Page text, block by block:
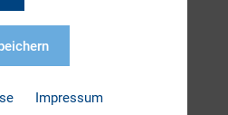
Impressum